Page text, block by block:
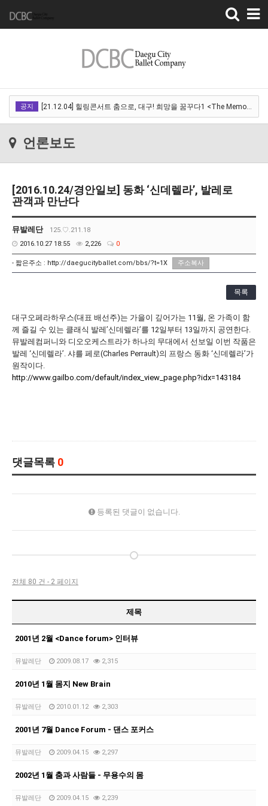
Toggle
navigation
공지 [21.12.04] 힐링콘서트 춤으로, 대구! 희망을 꿈꾸다1 <The Memory of …
[21.11.13] 호두까기인형 아양아트센터
[21.11.13] 호두까기인형 아양아트센터
[21.10.22-23] 대구국제오페라축제<아이다> 오페라하우스
언론보도
[2016.10.24/경안일보] 동화 ‘신데렐라’, 발레로
관객과 만난다
뮤발레단
125.♡.211.18
2016.10.27 18:55
2,226 0
- 짧은주소 : http://daegucityballet.com/bbs/?t=1X 주소복사
목록
대구오페라하우스(대표 배선주)는 가을이 깊어가는 11월, 온 가족이 함
께 즐길 수 있는 클래식 발레’신데렐라’를 12일부터 13일까지 공연한다.
뮤발레컴퍼니와 디오오케스트라가 하나의 무대에서 선보일 이번 작품은
발레 ‘신데렐라’. 샤를 페로(Charles Perrault)의 프랑스 동화 ‘신데렐라’가
원작이다.
http://www.gailbo.com/default/index_view_page.php?idx=143184
댓글목록 0
등록된 댓글이 없습니다.
전체 80 건 - 2 페이지
제목
2001년 2월 <Dance forum> 인터뷰
뮤발레단 2009.08.17 2,315
2010년 1월 몸지 New Brain
뮤발레단 2010.01.12 2,303
2001년 7월 Dance Forum - 댄스 포커스
뮤발레단 2009.04.15 2,297
2002년 1월 춤과 사람들 - 무용수의 몸
뮤발레단 2009.04.15 2,239